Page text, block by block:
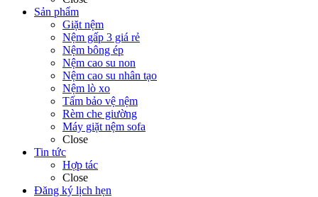
Sản phẩm
Giặt nệm
Nệm gấp 3 giá rẻ
Nệm bông ép
Nệm cao su non
Nệm cao su nhân tạo
Nệm lò xo
Tấm bảo vệ nệm
Rèm che giường
Máy giặt nệm sofa
Close
Tin tức
Hợp tác
Close
Đăng ký lịch hẹn